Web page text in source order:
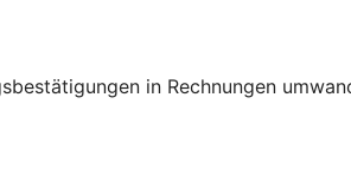
in Rechnungen